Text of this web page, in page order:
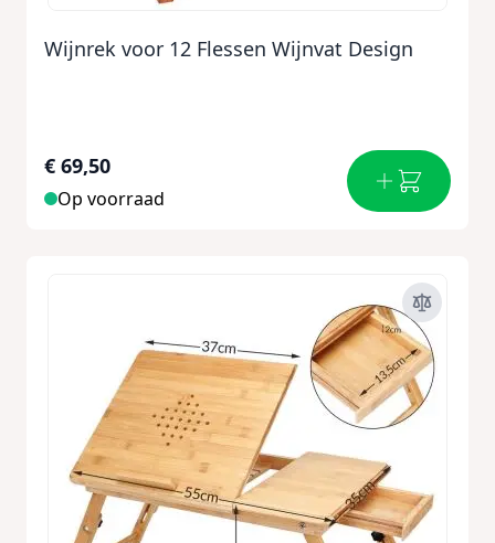
Wijnrek voor 12 Flessen Wijnvat Design
€ 69,50
Op voorraad